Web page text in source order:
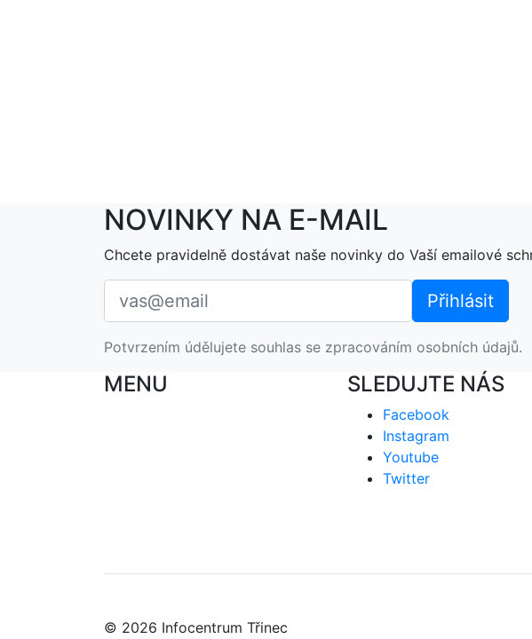
NOVINKY NA E-MAIL
Chcete pravidelně dostávat naše novinky do Vaší emailové
Potvrzením údělujete souhlas se zpracováním osobních údajů.
MENU SLEDUJTE NÁS
Facebook
Instagram
Youtube
Twitter
© 2026 Infocentrum Třinec